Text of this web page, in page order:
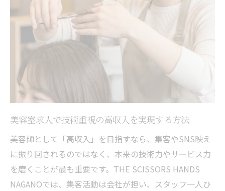
美容室求人で技術重視の高収入を実現する方法
美容師として「高収入」を目指すなら、集客やSNS映え
に振り回されるのではなく、本来の技術力やサービス力
を磨くことが最も重要です。THE SCISSORS HANDS
NAGANOでは、集客活動は会社が担い、スタッフ一人ひ